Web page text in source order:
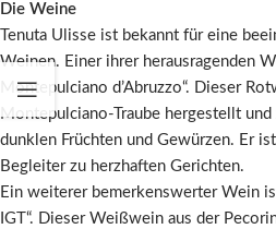
Die Weine
Tenuta Ulisse ist bekannt für eine
Weinen. Einer ihrer herausragenden
Montepulciano d’Abruzzo“. Dieser
Montepulciano-Traube hergestellt
dunklen Früchten und Gewürzen. Er
Begleiter zu herzhaften Gerichten.
Ein weiterer bemerkenswerter Wein
IGT“. Dieser Weißwein aus der